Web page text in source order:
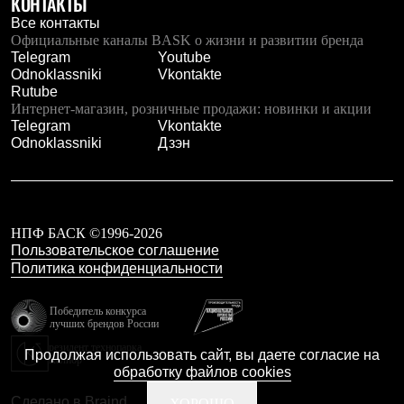
Брюки
Софтшелл одежда
Куртки
Флисовая одежда
Куртки
Брюки
Жилеты
Комбинезоны
Термобелье
Тенты
Аксессуары для палаток
Рюкзаки
Экспедиционные
Альпинистские
Городские
Аксессуары для рюкзаков
Спальные мешки
Комбинированные
Все контакты
Официальные каналы BASK о жизни и развитии бренда
Telegram
Youtube
Odnoklassniki
Vkontakte
Rutube
Интернет-магазин, розничные продажи: новинки и акции
Telegram
Vkontakte
Odnoklassniki
Дзэн
НПФ БАСК ©1996-2026
Пользовательское соглашение
Политика конфиденциальности
Победитель конкурса
лучших брендов России
Калибр
Продолжая использовать сайт, вы даете согласие на
обработку файлов cookies